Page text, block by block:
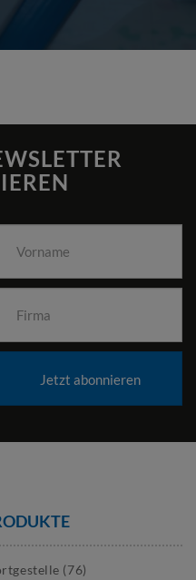
Jetzt abonnieren
(76)